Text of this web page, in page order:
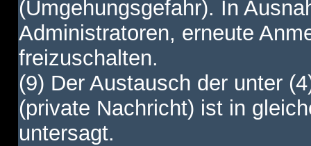
(Umgehungsgefahr). In
Administratoren, erneute
freizuschalten.
(9) Der Austausch der unter
(private Nachricht) ist in
untersagt.